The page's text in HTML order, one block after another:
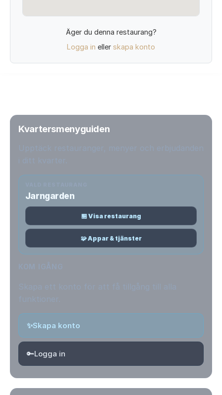
Äger du denna restaurang?
Logga in eller skapa konto
Kvartersmenyguiden
Jarngarden
🏪 Visa restaurang
🧩 Appar & tjänster
✨Skapa konto
🔑Logga in